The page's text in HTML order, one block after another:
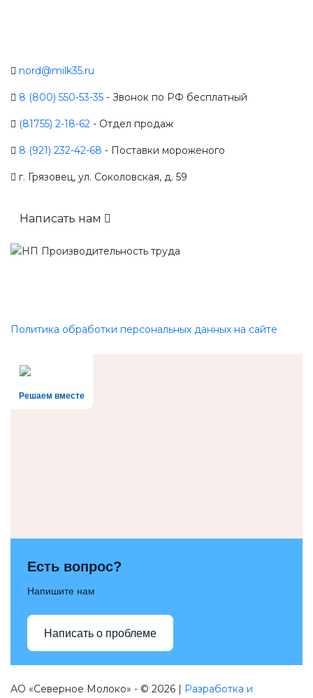
nord@milk35.ru
8 (800) 550-53-35 - Звонок по РФ бесплатный
(81755) 2-18-62 - Отдел продаж
8 (921) 232-42-68 - Поставки мороженого
г. Грязовец, ул. Соколовская, д. 59
Написать нам
Политика обработки персональных данных на сайте
Решаем вместе
Есть вопрос?
Напишите нам
Написать о проблеме
АО «Северное Молоко» - © 2026 | Разработка и